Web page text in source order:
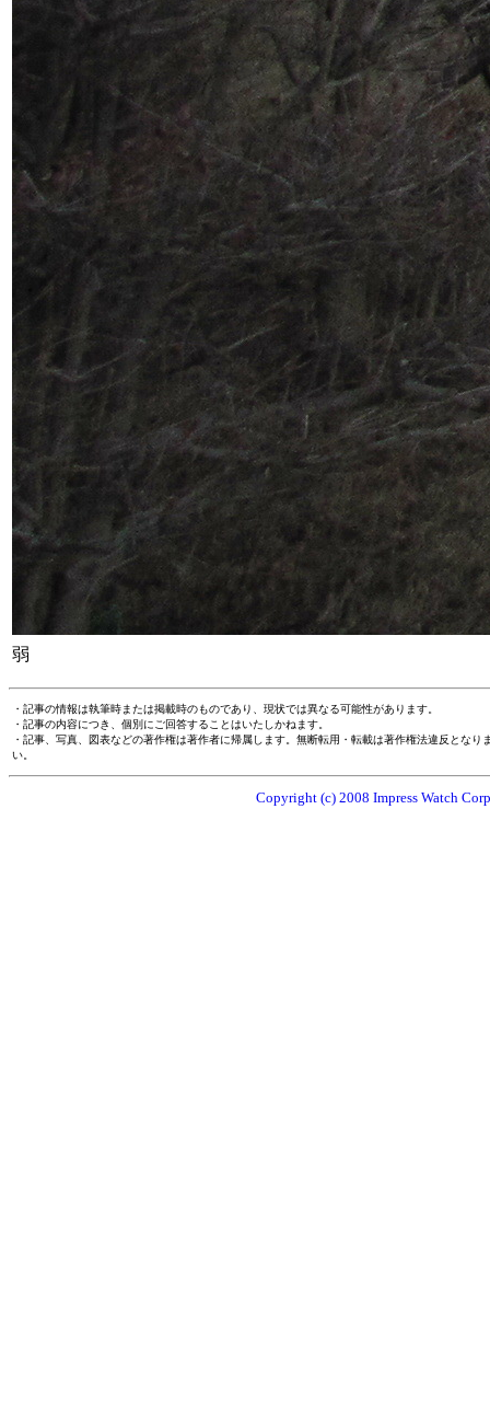
弱
・記事の情報は執筆時または掲載時のものであり、現状では異なる可能性があります。
・記事の内容につき、個別にご回答することはいたしかねます。
・記事、写真、図表などの著作権は著作者に帰属します。無断転用・転載は著作権法違反とな
い。
Copyright (c) 2008 Impress Watch